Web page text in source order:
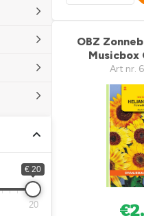
€ 20
20
OBZ
Musicbox
Art nr.